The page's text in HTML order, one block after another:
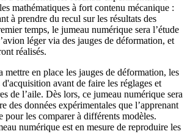
mathématiques à fort contenu mécanique :
à prendre du recul sur les résultats des
temps, le jumeau numérique sera l’étude
léger via des jauges de déformation, et
réalisés.
mettre en place les jauges de déformation, les
d'acquisition avant de faire les réglages et
de l’aile. Dès lors, ce jumeau numérique sera
des données expérimentales que l’apprenant
pour les comparer à différents modèles.
numérique est en mesure de reproduire les